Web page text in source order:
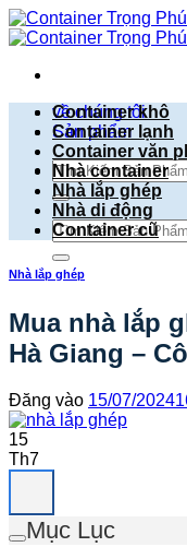
Bỏ
qua
dung
về chúng tôi
Sản phẩm
Tìm
kiếm:
Tìm
kiếm:
Container khô
Container lạnh
Container văn
Nhà container
Nhà lắp ghép
Nhà di động
Container cũ
Nhà lắp ghép
Mua nhà lắp
Hà Giang –
Đăng vào 15/07/2024
15
Th7
Mục Lục